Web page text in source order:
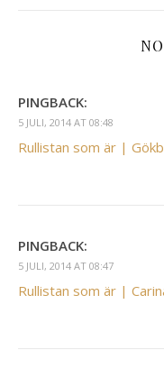
PINGBACK:
5 JULI, 2014 AT 08:48
Rullistan som är |
PINGBACK:
5 JULI, 2014 AT 08:47
Rullistan som är |